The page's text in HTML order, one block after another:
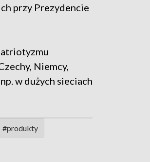
przy Prezydencie
Niemcy,
w dużych sieciach
#produkty